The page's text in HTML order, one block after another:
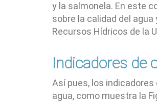
y la salmonela. En este
sobre la calidad del
Recursos Hídricos de la
Indicadores de
Así pues, los
agua, como muestra la